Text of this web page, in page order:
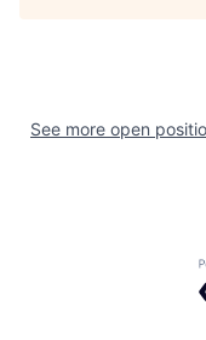
See more open